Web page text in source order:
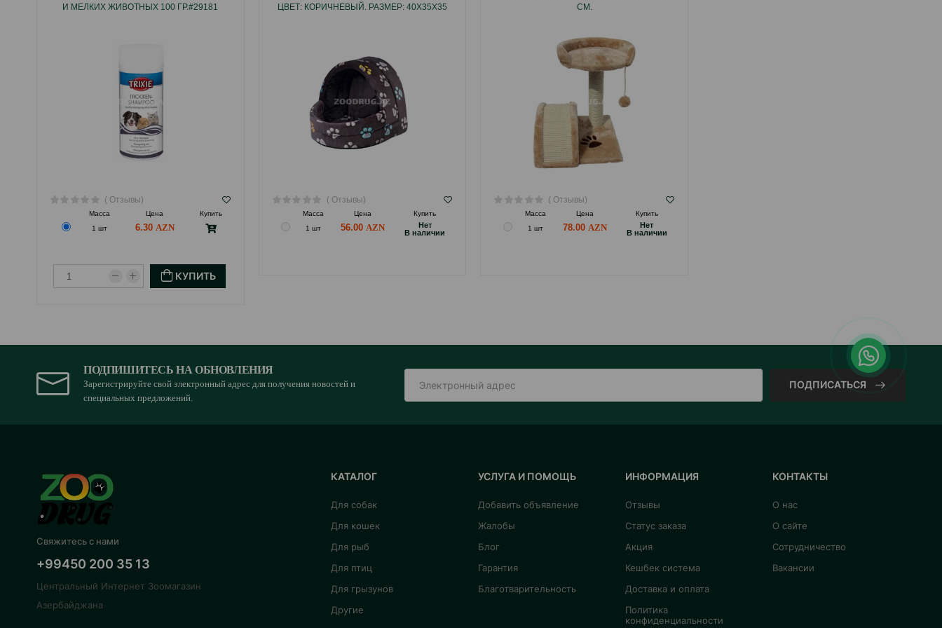
И МЕЛКИХ ЖИВОТНЫХ 100 ГР.#29181
( Отзывы)
Масса Цена
Купить
1 шт
6.30
КУПИТЬ
ЦВЕТ: КОРИЧНЕВЫЙ. РАЗМЕР: 40Х35Х35
( Отзывы)
Масса Цена
Купить
1 шт
56.00
Hет
B наличии
СМ.
( Отзывы)
Масса Цена
Купить
1 шт
78.00
Hет
B наличии
ПОДПИШИТЕСЬ НА ОБНОВЛЕНИЯ
Зарегистрируйте свой электронный адрес для получения новостей и
специальных предложений.
ПОДПИСАТЬСЯ
Свяжитесь с нами
+99450 200 35 13
Центральный Интернет Зоомагазин
Азербайджана
КАТАЛОГ
Для собак
Для кошек
Для рыб
Для птиц
Для грызунов
Другие
УСЛУГА И ПОМОЩЬ
Добавить объявление
Жалобы
Блог
Гарантия
Благотварительность
ИНФОРМАЦИЯ
Отзывы
Статус заказа
Акция
Кешбек система
Доставка и оплата
Политика
конфиденциальности
КОНТАКТЫ
О нас
О сайте
Сотрудничество
Вакансии